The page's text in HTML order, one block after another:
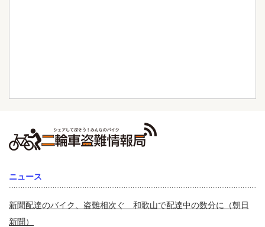
ニュース
新聞配達のバイク、盗難相次ぐ 和歌山で配達中の数分に（朝日
新聞）